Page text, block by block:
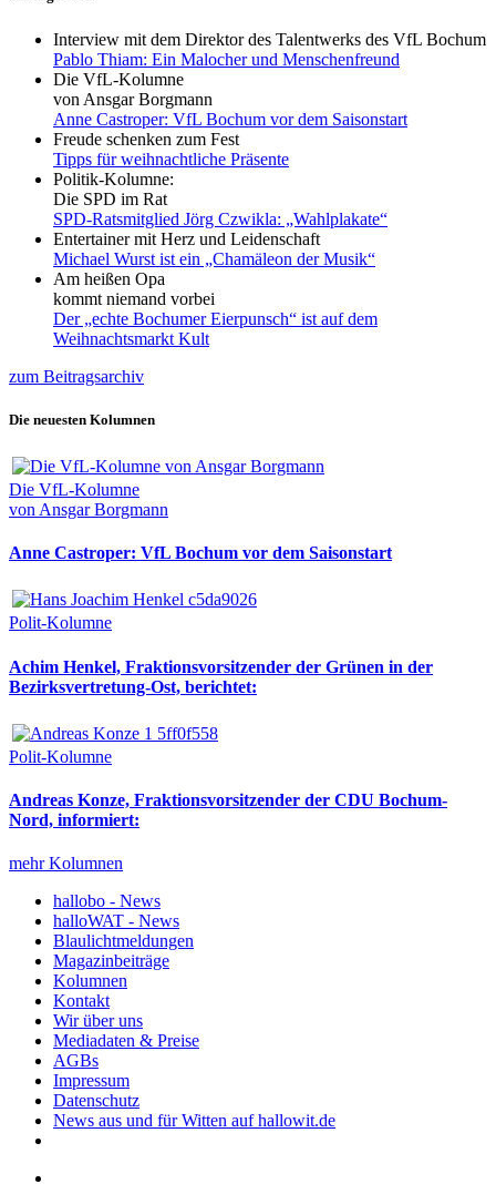
Interview mit dem Direktor des Talentwerks des VfL Bochum
Pablo Thiam: Ein Malocher und Menschenfreund
Die VfL-Kolumne
von Ansgar Borgmann
Anne Castroper: VfL Bochum vor dem Saisonstart
Freude schenken zum Fest
Tipps für weihnachtliche Präsente
Politik-Kolumne:
Die SPD im Rat
SPD-Ratsmitglied Jörg Czwikla: „Wahlplakate“
Entertainer mit Herz und Leidenschaft
Michael Wurst ist ein „Chamäleon der Musik“
Am heißen Opa
kommt niemand vorbei
Der „echte Bochumer Eierpunsch“ ist auf dem
Weihnachtsmarkt Kult
zum Beitragsarchiv
Die neuesten Kolumnen
Die VfL-Kolumne
von Ansgar Borgmann
Anne Castroper: VfL Bochum vor dem Saisonstart
Polit-Kolumne
Achim Henkel, Fraktionsvorsitzender der Grünen in der
Bezirksvertretung-Ost, berichtet:
Polit-Kolumne
Andreas Konze, Fraktionsvorsitzender der CDU Bochum-
Nord, informiert:
mehr Kolumnen
hallobo - News
halloWAT - News
Blaulichtmeldungen
Magazinbeiträge
Kolumnen
Kontakt
Wir über uns
Mediadaten & Preise
AGBs
Impressum
Datenschutz
News aus und für Witten auf hallowit.de